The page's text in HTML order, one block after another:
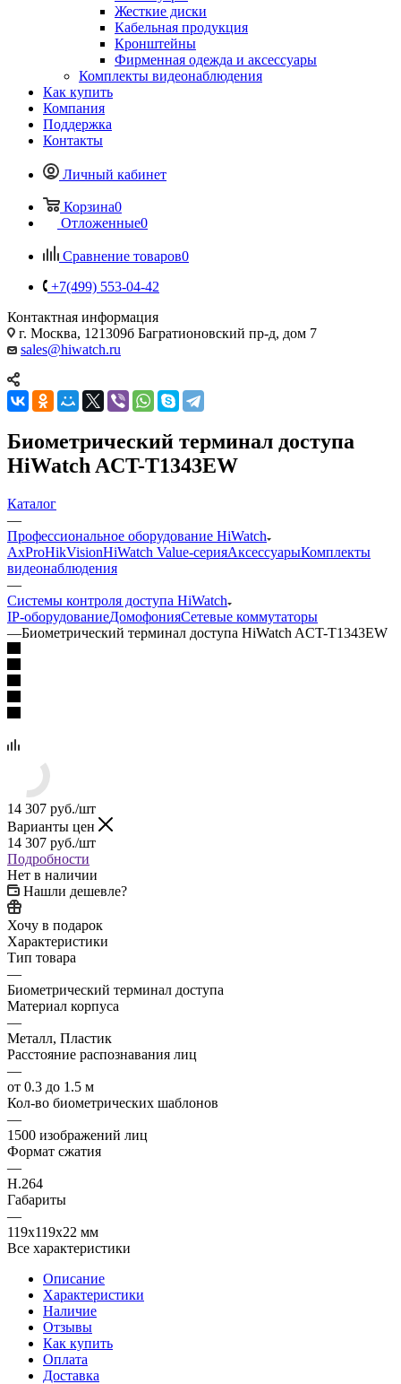
Жесткие диски
Кабельная продукция
Кронштейны
Фирменная одежда и аксессуары
Комплекты видеонаблюдения
Как купить
Компания
Поддержка
Контакты
Личный кабинет
Корзина0
Отложенные0
Сравнение товаров0
+7(499) 553-04-42
Контактная информация
г. Москва, 121309б Багратионовский пр-д, дом 7
sales@hiwatch.ru
Биометрический терминал доступа
HiWatch ACT-T1343EW
Каталог
—
Профессиональное оборудование HiWatch
AxProHikVisionHiWatch Value-серияАксессуарыКомплекты
видеонаблюдения
—
Системы контроля доступа HiWatch
IP-оборудованиеДомофонияСетевые коммутаторы
—Биометрический терминал доступа HiWatch ACT-T1343EW
14 307 руб./шт
Варианты цен
14 307 руб./шт
Подробности
Нет в наличии
Нашли дешевле?
Хочу в подарок
Характеристики
Тип товара
—
Биометрический терминал доступа
Материал корпуса
—
Металл, Пластик
Расстояние распознавания лиц
—
от 0.3 до 1.5 м
Кол-во биометрических шаблонов
—
1500 изображений лиц
Формат сжатия
—
H.264
Габариты
—
119х119х22 мм
Все характеристики
Описание
Характеристики
Наличие
Отзывы
Как купить
Оплата
Доставка